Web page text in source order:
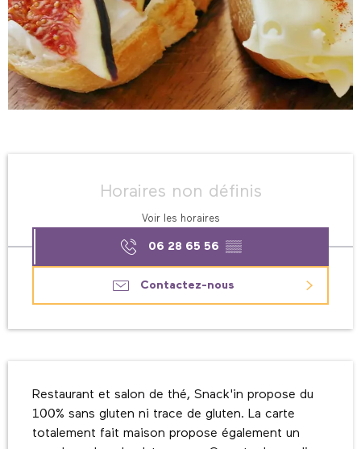
Horaires non définis
Voir les horaires
06 28 65 56 ▒▒
Contactez-nous
Restaurant et salon de thé, Snack'in propose du
100% sans gluten ni trace de gluten. La carte
totalement fait maison propose également un